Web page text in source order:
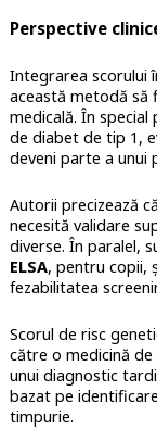
Perspective
Integrarea scorului
această metodă să
medicală. În
de diabet de tip 1,
deveni parte a unui
Autorii precizează
necesită validare
diverse. În paralel,
ELSA, pentru copii,
fezabilitatea
Scorul de risc
către o medicină
unui diagnostic
bazat pe
timpurie.